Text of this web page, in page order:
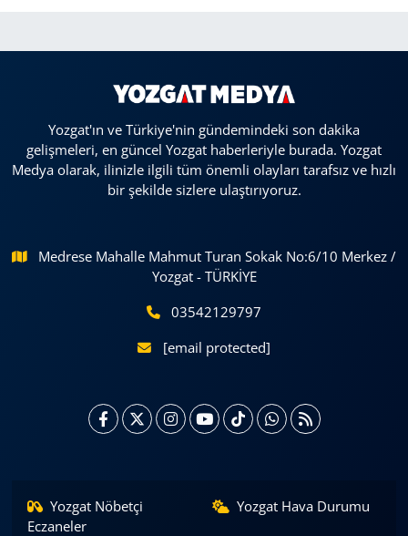
Yozgat'ın ve Türkiye'nin gündemindeki son dakika
gelişmeleri, en güncel Yozgat haberleriyle burada. Yozgat
Medya olarak, ilinizle ilgili tüm önemli olayları tarafsız ve hızlı
bir şekilde sizlere ulaştırıyoruz.
Medrese Mahalle Mahmut Turan Sokak No:6/10 Merkez /
Yozgat - TÜRKİYE
03542129797
[email protected]
Yozgat Nöbetçi
Eczaneler
Yozgat Hava Durumu